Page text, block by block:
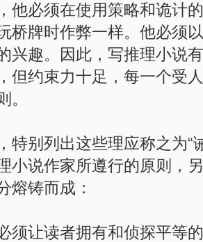
他必须在使用策略和诡计
桥牌时作弊一样。他必须
兴趣。因此，写推理小说
但约束力十足，每一个受
。
特别列出这些理应称之为“
小说作家所遵行的原则，
熔铸而成：
须让读者拥有和侦探平等